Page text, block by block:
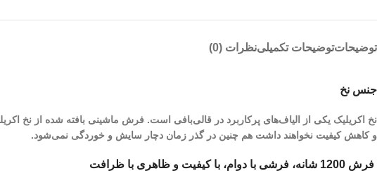
توضیحاتتوضیحات تکمیلینظرات (0)
جنس نخ
نخ اکریلیک یکی از الیاف­‌های پرکاربرد در قالی‌بافی است. فرش ماشینی بافته شده از نخ
و کاهش کیفیت نخواهند داشت هم چنین در گذر زمان دچار سایش و خوردگی نمی‌شود.
فرش 1200 شانه، فرشی با دوام، با کیفیت و ظاهری با ظرافت